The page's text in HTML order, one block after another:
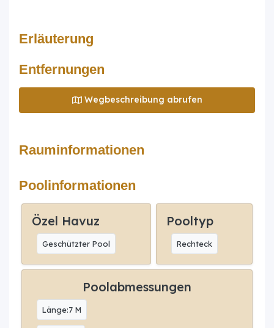
Erläuterung
Entfernungen
Wegbeschreibung abrufen
Rauminformationen
Poolinformationen
Özel Havuz
Geschützter Pool
Pooltyp
Rechteck
Poolabmessungen
Länge:7 M